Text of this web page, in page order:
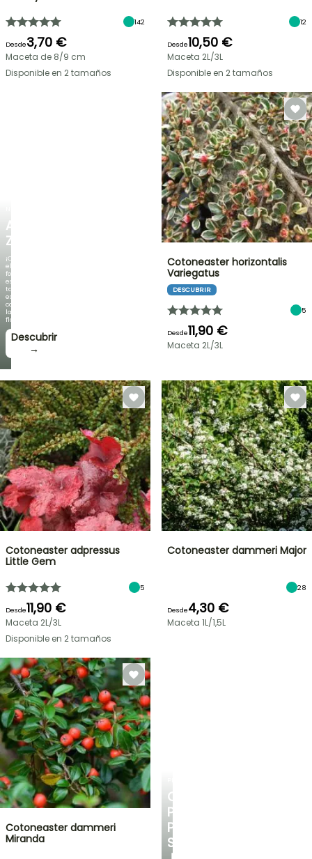
AGAPANTHUS
ZAMBEZI
¡Cuando
el
follaje
es
tan
espectacular
como
la
floración!
Descubrir
→
CONSEJOS
PERSONALIZADOS
PARA
SU
142
Desde3,70 €
Maceta de 8/9 cm
Disponible en 2 tamaños
12
Desde10,50 €
Maceta 2L/3L
Disponible en 2 tamaños
Cotoneaster horizontalis
Variegatus
DESCUBRIR
5
Desde11,90 €
Maceta 2L/3L
Cotoneaster adpressus
Little Gem
5
Desde11,90 €
Maceta 2L/3L
Disponible en 2 tamaños
Cotoneaster dammeri Major
28
Desde4,30 €
Maceta 1L/1,5L
Cotoneaster dammeri
Miranda